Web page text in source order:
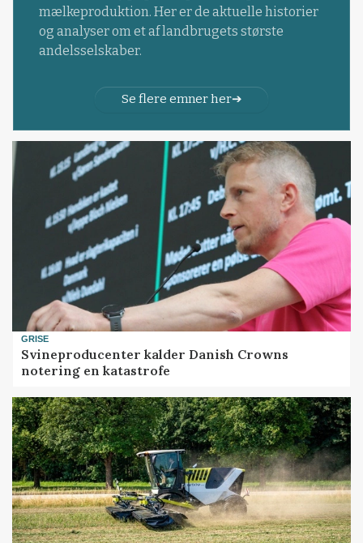
mælkeproduktion. Her er de aktuelle historier
og analyser om et af landbrugets største
andelsselskaber.
Se flere emner her
GRISE
Svineproducenter kalder Danish Crowns
notering en katastrofe